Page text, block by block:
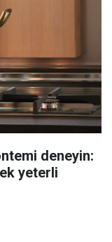
deneyin:
yeterli